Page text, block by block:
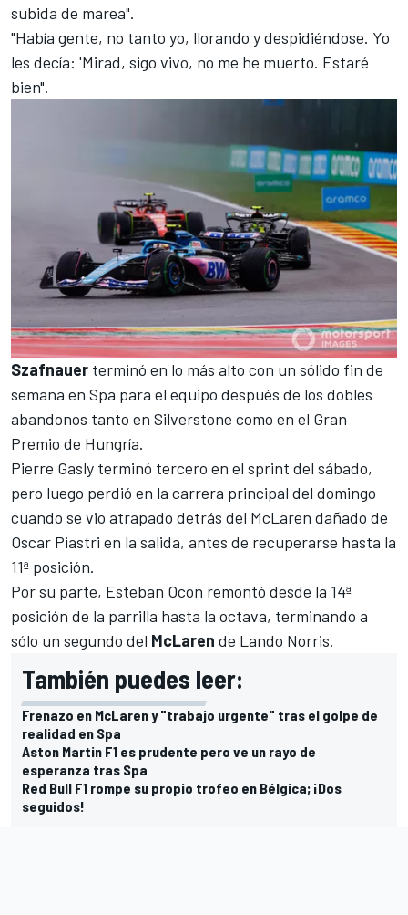
subida de marea".
"Había gente, no tanto yo, llorando y despidiéndose. Yo
les decía: 'Mirad, sigo vivo, no me he muerto. Estaré
bien".
Szafnauer terminó en lo más alto con un sólido fin de
semana en Spa para el equipo después de los dobles
abandonos tanto en Silverstone como en el Gran
Premio de Hungría.
Pierre Gasly terminó tercero en el sprint del sábado,
pero luego perdió en la carrera principal del domingo
cuando se vio atrapado detrás del McLaren dañado de
Oscar Piastri en la salida, antes de recuperarse hasta la
11ª posición.
Por su parte, Esteban Ocon remontó desde la 14ª
posición de la parrilla hasta la octava, terminando a
sólo un segundo del McLaren de Lando Norris.
También puedes leer:
Frenazo en McLaren y "trabajo urgente" tras el golpe de
realidad en Spa
Aston Martin F1 es prudente pero ve un rayo de
esperanza tras Spa
Red Bull F1 rompe su propio trofeo en Bélgica; ¡Dos
seguidos!